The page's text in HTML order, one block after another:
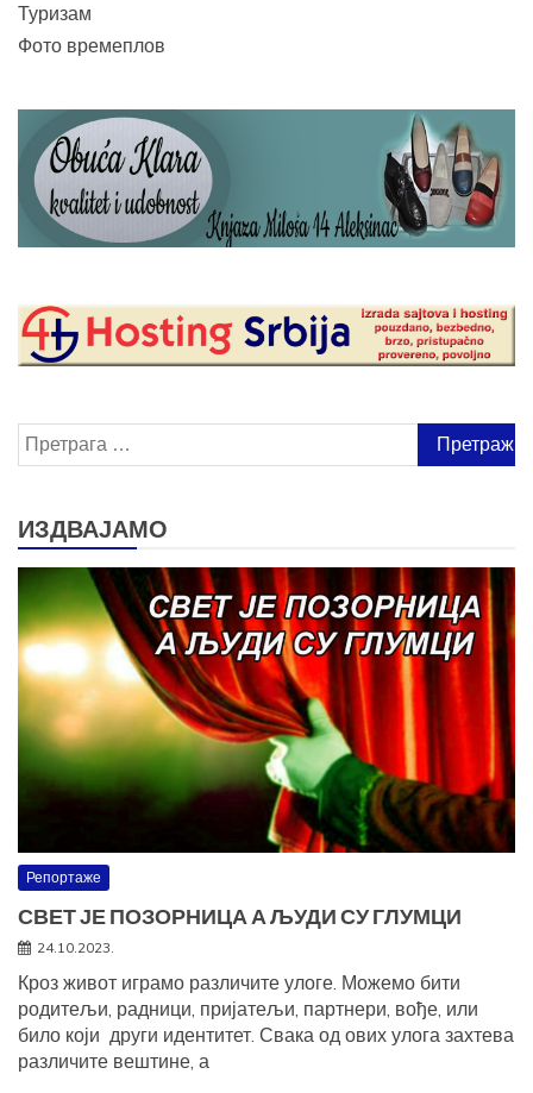
Туризам
Фото времеплов
Претрага
за:
ИЗДВАЈАМО
Репортаже
СВЕТ ЈЕ ПОЗОРНИЦА А ЉУДИ СУ ГЛУМЦИ
24.10.2023.
Кроз живот играмо различите улоге. Можемо бити
родитељи, радници, пријатељи, партнери, вође, или
било који други идентитет. Свака од ових улога захтева
различите вештине, а